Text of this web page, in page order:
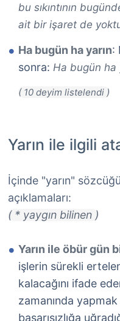
bu sıkıntının
ait bir işaret de
Ha bugün ha yarın:
sonra: Ha bugün ha
Yarın ile ilgili
İçinde "yarın"
açıklamaları:
( * yaygın bilinen )
Yarın ile öbür gün
işlerin sürekli
kalacağını ifade
zamanında
başarısızlığa